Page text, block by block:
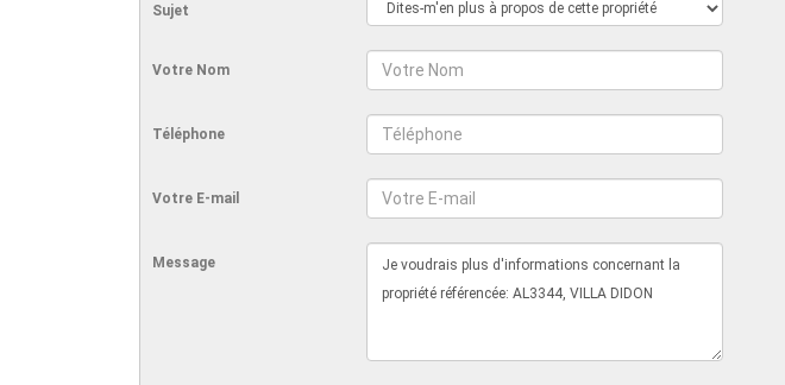
Sujet
Votre Nom
Téléphone
Votre E-mail
Message